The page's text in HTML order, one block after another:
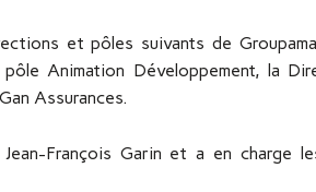
et pôles suivants de
Animation Développement, la
Assurances.
François Garin et a en charge